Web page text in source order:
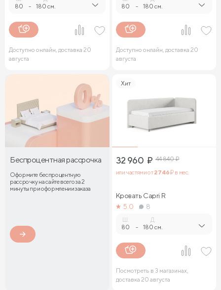
80 - 180 см.
Доступно онлайн, доставка 20
августа
80 - 180 см.
Доступно онлайн, доставка 20
августа
Беспроцентная рассрочка
Оформите беспроцентную
рассрочку на сайте всего за 2
минуты при оформлении заказа
Хит
32 960 ₽ 44 840₽
или частями от2 746₽ в мес.
Кровать Capri R
5.0
8
80 -
Д.
180 см.
Посмотреть в 3 магазинах,
доставка 20 августа